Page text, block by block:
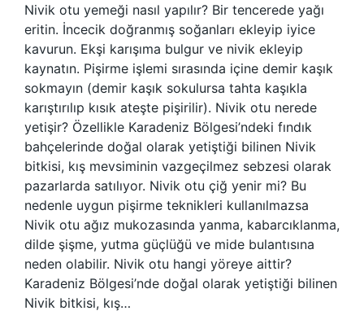
Nivik otu yemeği nasıl yapılır? Bir tencerede yağı
eritin. İncecik doğranmış soğanları ekleyip iyice
kavurun. Ekşi karışıma bulgur ve nivik ekleyip
kaynatın. Pişirme işlemi sırasında içine demir kaşık
sokmayın (demir kaşık sokulursa tahta kaşıkla
karıştırılıp kısık ateşte pişirilir). Nivik otu nerede
yetişir? Özellikle Karadeniz Bölgesi’ndeki fındık
bahçelerinde doğal olarak yetiştiği bilinen Nivik
bitkisi, kış mevsiminin vazgeçilmez sebzesi olarak
pazarlarda satılıyor. Nivik otu çiğ yenir mi? Bu
nedenle uygun pişirme teknikleri kullanılmazsa
Nivik otu ağız mukozasında yanma, kabarcıklanma,
dilde şişme, yutma güçlüğü ve mide bulantısına
neden olabilir. Nivik otu hangi yöreye aittir?
Karadeniz Bölgesi’nde doğal olarak yetiştiği bilinen
Nivik bitkisi, kış…